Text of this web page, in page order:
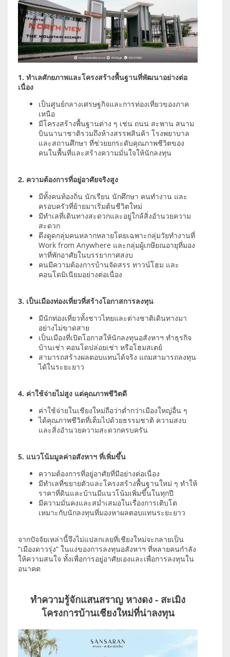
1. ทำเลศักยภาพและโครงสร้างพื้นฐานที่พัฒนาอย่างต่อ
เนื่อง
เป็นศูนย์กลางเศรษฐกิจและการท่องเที่ยวของภาค
เหนือ
มีโครงสร้างพื้นฐานต่าง ๆ เช่น ถนน สะพาน สนาม
บินนานาชาติรวมถึงห้างสรรพสินค้า โรงพยาบาล
และสถานศึกษา ที่ช่วยยกระดับคุณภาพชีวิตของ
คนในพื้นที่และสร้างความมั่นใจให้นักลงทุน
2. ความต้องการที่อยู่อาศัยจริงสูง
มีทั้งคนท้องถิ่น นักเรียน นักศึกษา คนทำงาน และ
ครอบครัวที่ย้ายมาเริ่มต้นชีวิตใหม่
มีทำเลที่เดินทางสะดวกและอยู่ใกล้สิ่งอำนวยความ
สะดวก
ดึงดูดกลุ่มคนหลากหลายโดยเฉพาะกลุ่มวัยทำงานที่
Work from Anywhere และกลุ่มผู้เกษียณอายุที่มอง
หาที่พักอาศัยในบรรยากาศสงบ
คนมีความต้องการบ้านจัดสรร ทาวน์โฮม และ
คอนโดมิเนียมอย่างต่อเนื่อง
3. เป็นเมืองท่องเที่ยวที่สร้างโอกาสการลงทุน
มีนักท่องเที่ยวทั้งชาวไทยและต่างชาติเดินทางมา
อย่างไม่ขาดสาย
เป็นเมืองที่เปิดโอกาสให้นักลงทุนอสังหาฯ ทำธุรกิจ
บ้านเช่า คอนโดปล่อยเช่า หรือโฮมสเตย์
สามารถสร้างผลตอบแทนได้จริง แถมสามารถลงทุน
ได้ในระยะยาว
4. ค่าใช้จ่ายไม่สูง แต่คุณภาพชีวิตดี
ค่าใช้จ่ายในเชียงใหม่ถือว่าต่ำกว่าเมืองใหญ่อื่น ๆ
ได้คุณภาพชีวิตที่เต็มไปด้วยธรรมชาติ ความสงบ
และสิ่งอำนวยความสะดวกครบครัน
5. แนวโน้มมูลค่าอสังหาฯ ที่เพิ่มขึ้น
ความต้องการที่อยู่อาศัยที่มีอย่างต่อเนื่อง
มีทำเลที่ขยายตัวและโครงสร้างพื้นฐานใหม่ ๆ ทำให้
ราคาที่ดินและบ้านมีแนวโน้มเพิ่มขึ้นในทุกปี
มีความมั่นคงและสม่ำเสมอในเรื่องการเติบโต
เหมาะกับนักลงทุนที่มองหาผลตอบแทนระยะยาว
จากปัจจัยเหล่านี้จึงไม่แปลกเลยที่เชียงใหม่จะกลายเป็น
“เมืองดาวรุ่ง” ในแง่ของการลงทุนอสังหาฯ ที่หลายคนกำลัง
ให้ความสนใจ ทั้งเพื่อการอยู่อาศัยเองและเพื่อการลงทุนใน
อนาคต
ทำความรู้จักแสนสราญ หางดง - สะเมิง
โครงการบ้านเชียงใหม่ที่น่าลงทุน